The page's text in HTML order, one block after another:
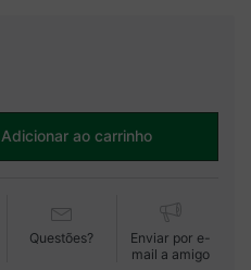
Adicionar ao carrinho
Questões?
Enviar por e-
mail a amigo